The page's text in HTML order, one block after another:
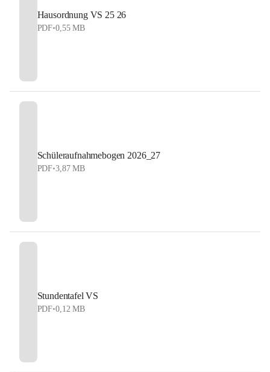
Hausordnung VS 25 26
PDF•0,55 MB
Schüleraufnahmebogen 2026_27
PDF•3,87 MB
Stundentafel VS
PDF•0,12 MB